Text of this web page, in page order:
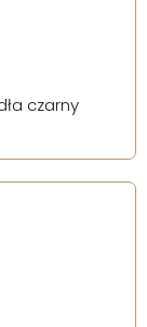
czarny